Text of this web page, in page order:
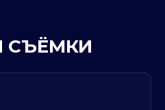
СЪЁМКИ